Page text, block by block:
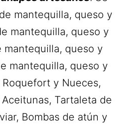
mantequilla, queso y
mantequilla, queso y
mantequilla, queso y
mantequilla, queso y
y Nueces,
Tartaleta de
Bombas de atún y